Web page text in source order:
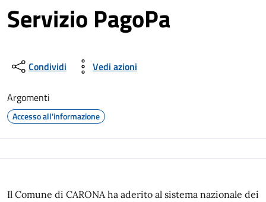
Servizio PagoPa
Condividi Vedi azioni
Argomenti
Accesso all'informazione
Il Comune di CARONA ha aderito al sistema nazionale dei